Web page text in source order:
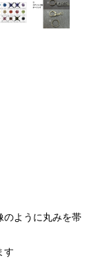
のように丸みを帯
す